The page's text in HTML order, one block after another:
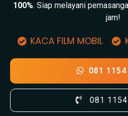
100%. Siap melayani
jam!
KACA FILM MOBIL
081
081